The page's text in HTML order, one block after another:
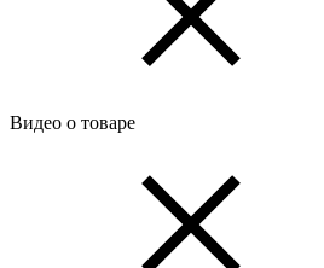
Видео о товаре